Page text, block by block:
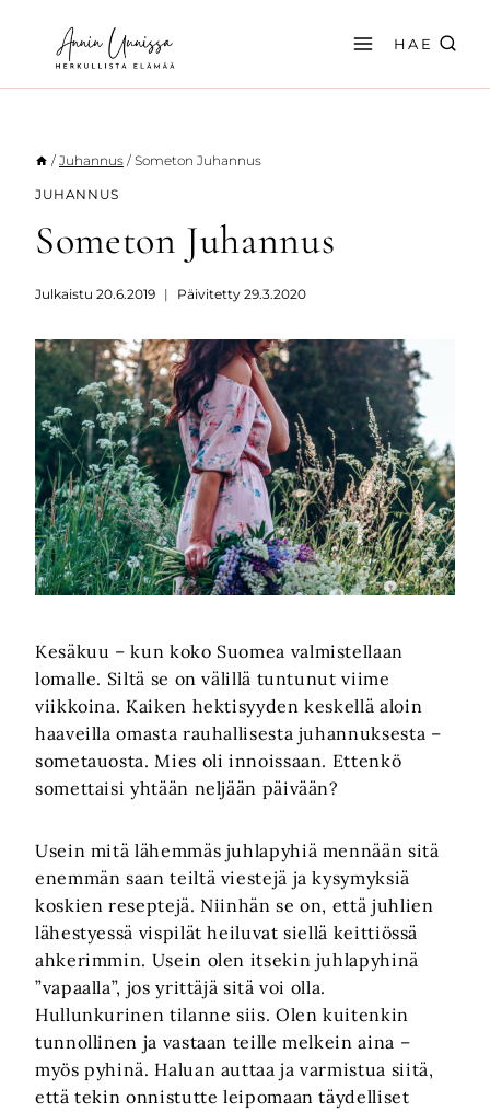
sisältöön
HAE
/ Juhannus / Someton Juhannus
JUHANNUS
Someton Juhannus
Julkaistu 20.6.2019 Päivitetty 29.3.2020
Kesäkuu – kun koko Suomea valmistellaan
lomalle. Siltä se on välillä tuntunut viime
viikkoina. Kaiken hektisyyden keskellä aloin
haaveilla omasta rauhallisesta juhannuksesta –
sometauosta. Mies oli innoissaan. Ettenkö
somettaisi yhtään neljään päivään?
Usein mitä lähemmäs juhlapyhiä mennään sitä
enemmän saan teiltä viestejä ja kysymyksiä
koskien reseptejä. Niinhän se on, että juhlien
lähestyessä vispilät heiluvat siellä keittiössä
ahkerimmin. Usein olen itsekin juhlapyhinä
”vapaalla”, jos yrittäjä sitä voi olla.
Hullunkurinen tilanne siis. Olen kuitenkin
tunnollinen ja vastaan teille melkein aina –
myös pyhinä. Haluan auttaa ja varmistua siitä,
että tekin onnistutte leipomaan täydelliset